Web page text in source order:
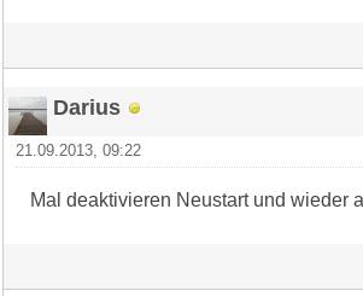
Darius
21.09.2013, 09:22
Mal deaktivieren Neustart und wieder